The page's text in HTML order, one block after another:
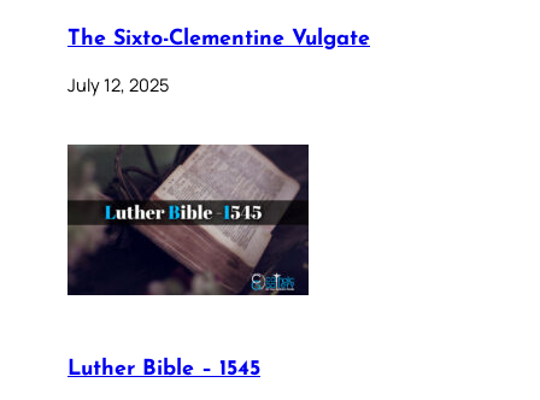
The Sixto-Clementine Vulgate
July 12, 2025
Luther Bible – 1545